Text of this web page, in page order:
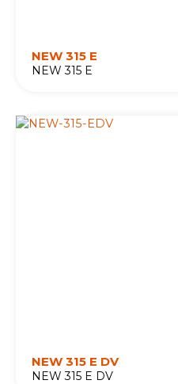
NEW 315 E
NEW 315 E
NEW 315 E DV
NEW 315 E DV